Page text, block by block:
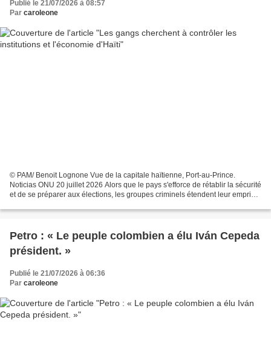
Publié le 21/07/2026 à 08:57
Par caroleone
© PAM/ Benoit Lognone Vue de la capitale haïtienne, Port-au-Prince.
Noticias ONU 20 juillet 2026 Alors que le pays s'efforce de rétablir la sécurité
et de se préparer aux élections, les groupes criminels étendent leur emprise
Petro : « Le peuple colombien a élu Iván Cepeda
président. »
Publié le 21/07/2026 à 06:36
Par caroleone